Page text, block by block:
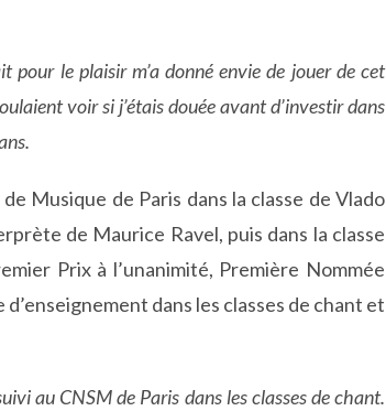
pour le plaisir m’a donné envie de jouer de cet
voir si j’étais douée avant d’investir dans
Musique de Paris dans la classe de Vlado
de Maurice Ravel, puis dans la classe
Prix à l’unanimité, Première Nommée
dans les classes de chant et
au CNSM de Paris dans les classes de chant.